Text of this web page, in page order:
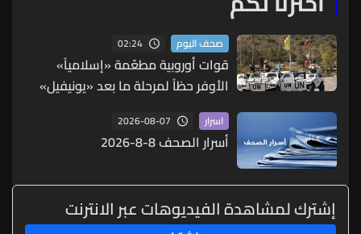
صحف اليوم 02:24
قوات أوروبية مطعّمة «إسلامياً»
الأوفر حظاً لمرحلة ما بعد «يونيفيل»
(الشرق الأوسط)
اسرار 2026-08-07
أسرار الصحف 8-8-2026
إشترك لمشاهدة الفيديوهات عبر الانترنت